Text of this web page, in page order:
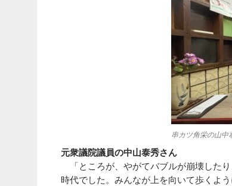
串カツ角栄の山中
元衆議院議員の中山泰秀さん
「ところが、やがてバブルが崩壊した
時代でした。みんなが上を向いて歩くよ